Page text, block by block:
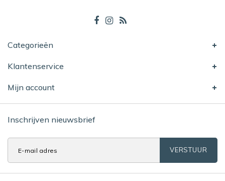
Categorieën
Klantenservice
Mijn account
Inschrijven nieuwsbrief
VERSTUUR